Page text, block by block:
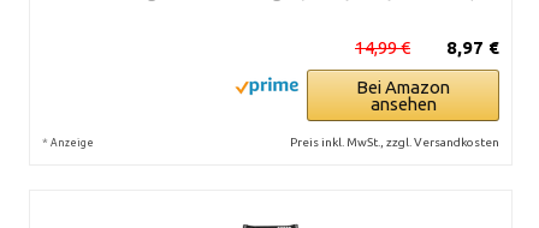
8,97 €
14,99 €
Bei Amazon
ansehen
* Anzeige Preis inkl. MwSt., zzgl. Versandkosten